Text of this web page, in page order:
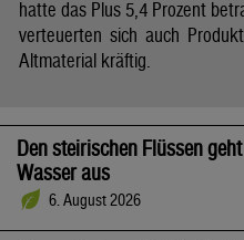
hatte das Plus 5,4 Prozent
verteuerten sich auch
Altmaterial kräftig.
Den steirischen Flüssen
Wasser aus
6. August 2026